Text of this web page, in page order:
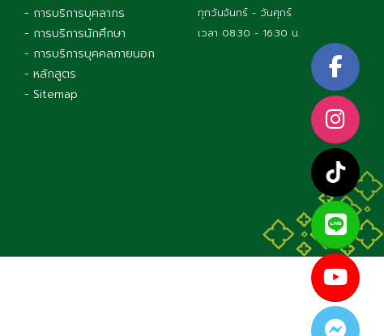
- การบริการบุคลากร
- การบริการนักศึกษา
- การบริการบุคคลภายนอก
- หลักสูตร
- Sitemap
ทุกวันจันทร์ - วันศุกร์
เวลา 08:30 - 16:30 น.